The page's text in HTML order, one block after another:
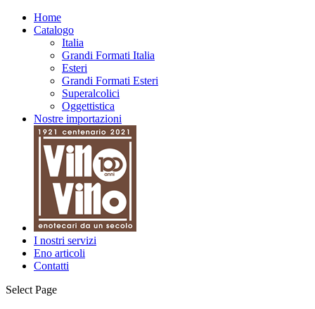
Home
Catalogo
Italia
Grandi Formati Italia
Esteri
Grandi Formati Esteri
Superalcolici
Oggettistica
Nostre importazioni
I nostri servizi
Eno articoli
Contatti
Select Page